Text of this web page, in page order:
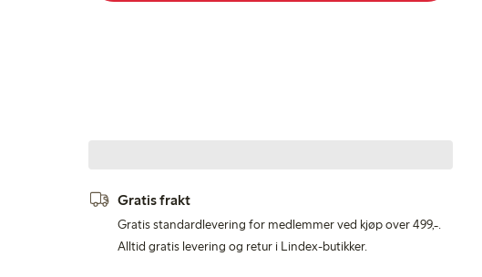
Gratis frakt
Gratis standardlevering for medlemmer ved kjøp over 499,-.
Alltid gratis levering og retur i Lindex-butikker.